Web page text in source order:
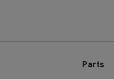
Parts